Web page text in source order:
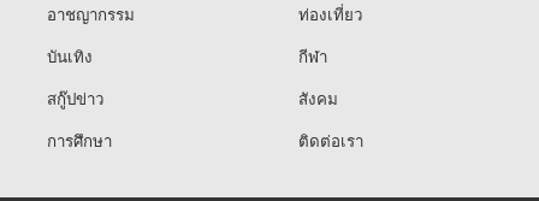
อาชญากรรม
ท่องเที่ยว
บันเทิง
กีฬา
สกู๊ปข่าว
สังคม
การศึกษา
ติดต่อเรา